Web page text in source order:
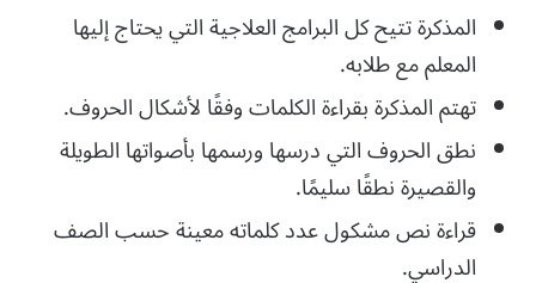
المذكرة تتيح كل البرامج العلاجية التي يحتاج إليها
المعلم مع طلابه.
تهتم المذكرة بقراءة الكلمات وفقًا لأشكال الحروف.
نطق الحروف التي درسها ورسمها بأصواتها الطويلة
والقصيرة نطقًا سليمًا.
قراءة نص مشكول عدد كلماته معينة حسب الصف
الدراسي.